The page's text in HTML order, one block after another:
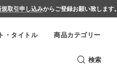
規取引申し込みからご登録お願い致します。
・タイトル 商品カテゴリー
検索